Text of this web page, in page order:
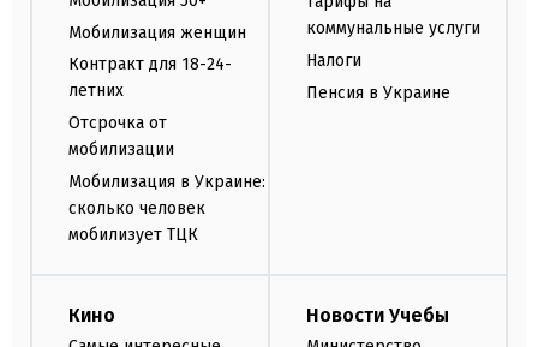
Мобилизация женщин
Контракт для 18-24-
летних
Отсрочка от
мобилизации
Мобилизация в Украине:
сколько человек
мобилизует ТЦК
коммунальные услуги
Налоги
Пенсия в Украине
Кино Новости Учебы